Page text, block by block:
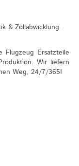
& Zollabwicklung.
Flugzeug Ersatzteile
Wir liefern
Weg, 24/7/365!